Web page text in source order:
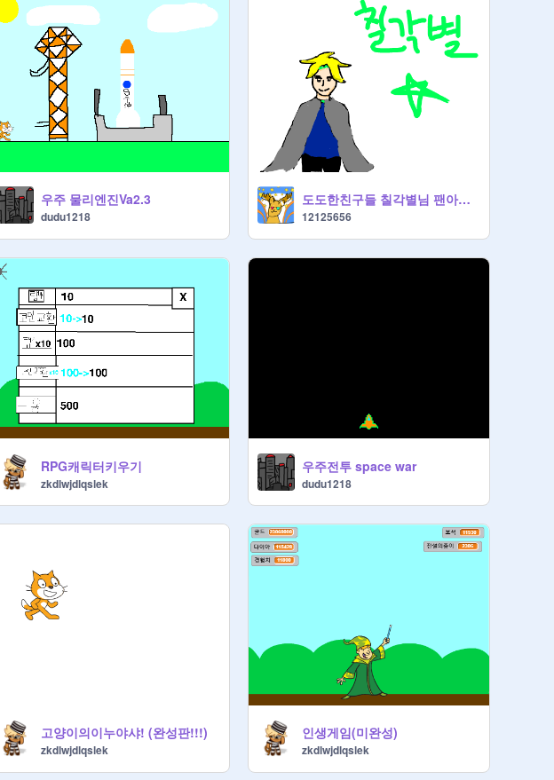
우주 물리엔진Va2.3
dudu1218
도도한친구들 칠각별님 팬아트!!
12125656
RPG캐릭터키우기
zkdlwjdlqslek
우주전투 space war
dudu1218
고양이의이누야샤! (완성판!!!)
zkdlwjdlqslek
인생게임(미완성)
zkdlwjdlqslek